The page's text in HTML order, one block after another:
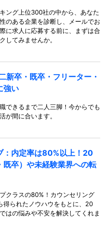
ング上位300社の中から、あなた
のある企業を診断し、メールでお
に求人に応募する前に、まずは合
してみませんか。
新卒・既卒・フリーター・
強い
できるまで二人三脚！今からでも
が間に合います。
：内定率は80%以上！20
既卒）や未経験業界への転
クラスの80%！カウンセリング
得られたノウハウをもとに、20
はの悩みや不安を解決してくれま